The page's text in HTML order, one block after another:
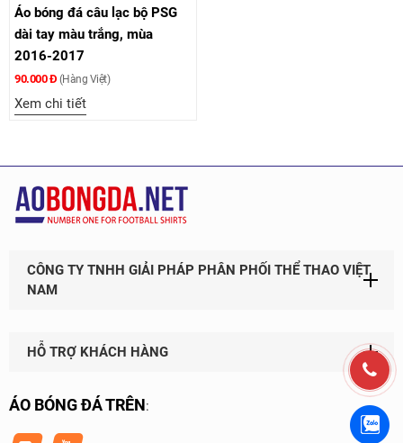
Áo bóng đá câu lạc bộ PSG
dài tay màu trắng, mùa
2016-2017
90.000 Đ (Hàng Việt)
Xem chi tiết
CÔNG TY TNHH GIẢI PHÁP PHÂN PHỐI THỂ THAO VIỆT
NAM
HỖ TRỢ KHÁCH HÀNG
ÁO BÓNG ĐÁ TRÊN: